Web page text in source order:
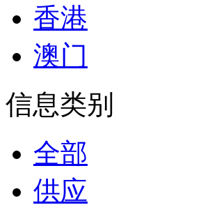
香港
澳门
信息类别
全部
供应